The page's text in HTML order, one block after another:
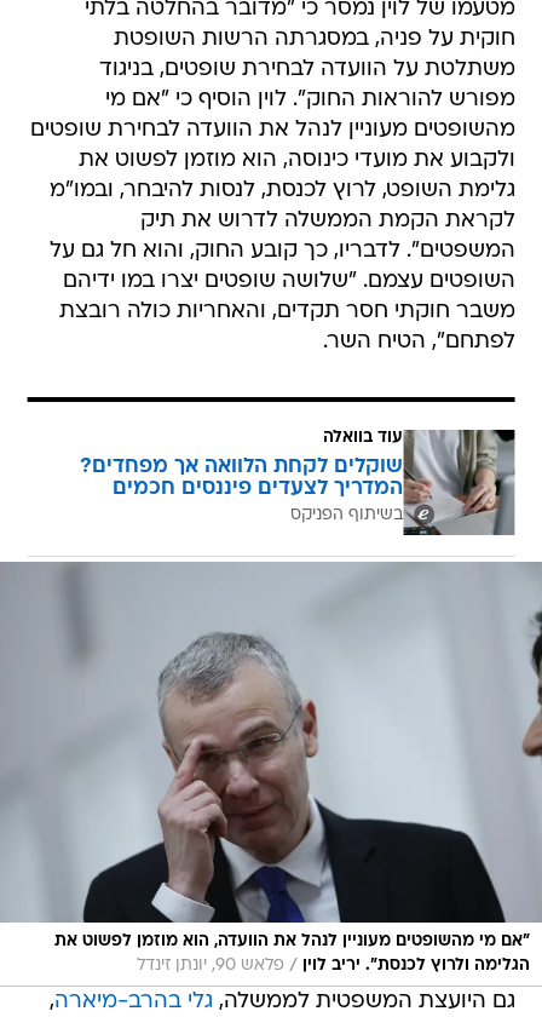
מטעמו של לוין נמסר כי "מדובר בהחלטה בלתי
חוקית על פניה, במסגרתה הרשות השופטת
משתלטת על הוועדה לבחירת שופטים, בניגוד
מפורש להוראות החוק". לוין הוסיף כי "אם מי
מהשופטים מעוניין לנהל את הוועדה לבחירת שופטים
ולקבוע את מועדי כינוסה, הוא מוזמן לפשוט את
גלימת השופט, לרוץ לכנסת, לנסות להיבחר, ובמו"מ
לקראת הקמת הממשלה לדרוש את תיק
המשפטים". לדבריו, כך קובע החוק, והוא חל גם על
השופטים עצמם. "שלושה שופטים יצרו במו ידיהם
משבר חוקתי חסר תקדים, והאחריות כולה רובצת
לפתחם", הטיח השר.
עוד בוואלה
שוקלים לקחת הלוואה אך מפחדים?
המדריך לצעדים פיננסים חכמים
בשיתוף הפניקס
"אם מי מהשופטים מעוניין לנהל את הוועדה, הוא מוזמן לפשוט את
הגלימה ולרוץ לכנסת". יריב לוין
/ פלאש 90, יונתן זינדל
גם היועצת המשפטית לממשלה, גלי בהרב-מיארה,